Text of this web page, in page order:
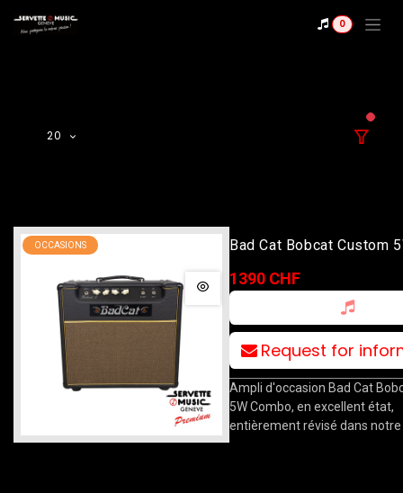
0
20
OCCASIONS
Bad Cat Bobcat Custom
Combo
1390 CHF
Request for
Ampli d'occasion Bad Cat
5W Combo, en excellent état,
entièrement révisé dans